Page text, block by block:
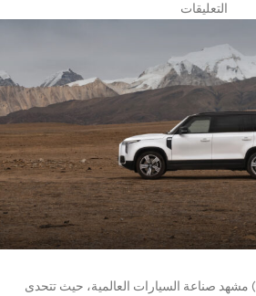
التعليقات
تُغيّر السيارات الكهربائية (EVs) مشهد صناعة السيارات العالمية، حيث تتحدى